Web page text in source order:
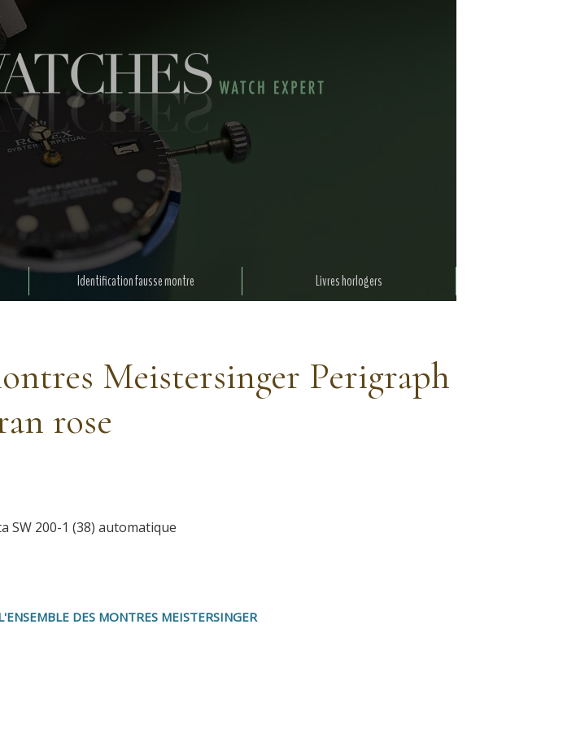
Identification fausse montre Livres horlogers
Meistersinger Perigraph
rose
SW 200-1 (38) automatique
DES MONTRES MEISTERSINGER